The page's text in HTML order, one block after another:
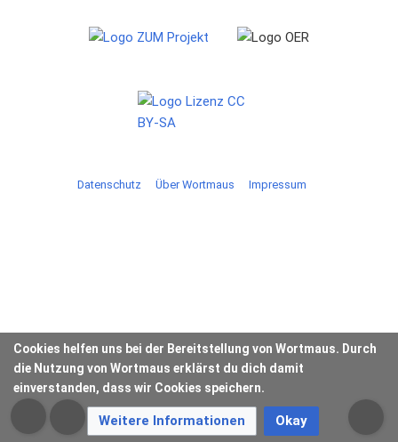
Cookies helfen uns bei der Bereitstellung von Wortmaus. Durch
die Nutzung von Wortmaus erklärst du dich damit
einverstanden, dass wir Cookies speichern.
Weitere Informationen Okay
Datenschutz Über Wortmaus Impressum